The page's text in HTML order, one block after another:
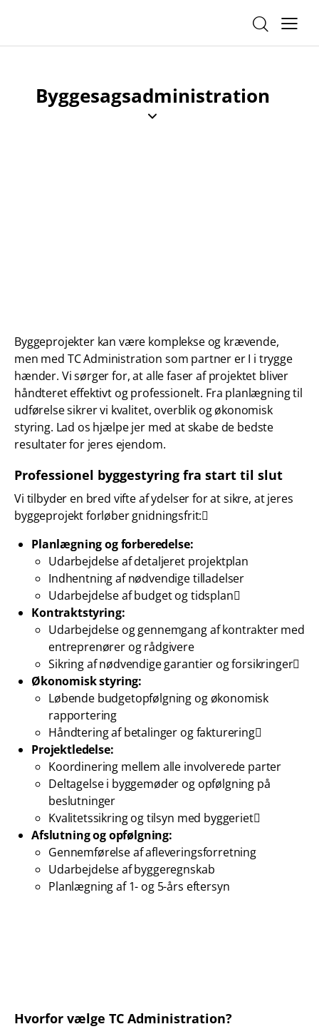
Byggesagsadministration
Byggeprojekter kan være komplekse og krævende,
men med TC Administration som partner er I i trygge
hænder. Vi sørger for, at alle faser af projektet bliver
håndteret effektivt og professionelt. Fra planlægning til
udførelse sikrer vi kvalitet, overblik og økonomisk
styring. Lad os hjælpe jer med at skabe de bedste
resultater for jeres ejendom.
Professionel byggestyring fra start til slut
Vi tilbyder en bred vifte af ydelser for at sikre, at jeres
byggeprojekt forløber gnidningsfrit:
Planlægning og forberedelse:
Udarbejdelse af detaljeret projektplan
Indhentning af nødvendige tilladelser
Udarbejdelse af budget og tidsplan
Kontraktstyring:
Udarbejdelse og gennemgang af kontrakter med
entreprenører og rådgivere
Sikring af nødvendige garantier og forsikringer
Økonomisk styring:
Løbende budgetopfølgning og økonomisk
rapportering
Håndtering af betalinger og fakturering
Projektledelse:
Koordinering mellem alle involverede parter
Deltagelse i byggemøder og opfølgning på
beslutninger
Kvalitetssikring og tilsyn med byggeriet
Afslutning og opfølgning:
Gennemførelse af afleveringsforretning
Udarbejdelse af byggeregnskab
Planlægning af 1- og 5-års eftersyn
Hvorfor vælge TC Administration?